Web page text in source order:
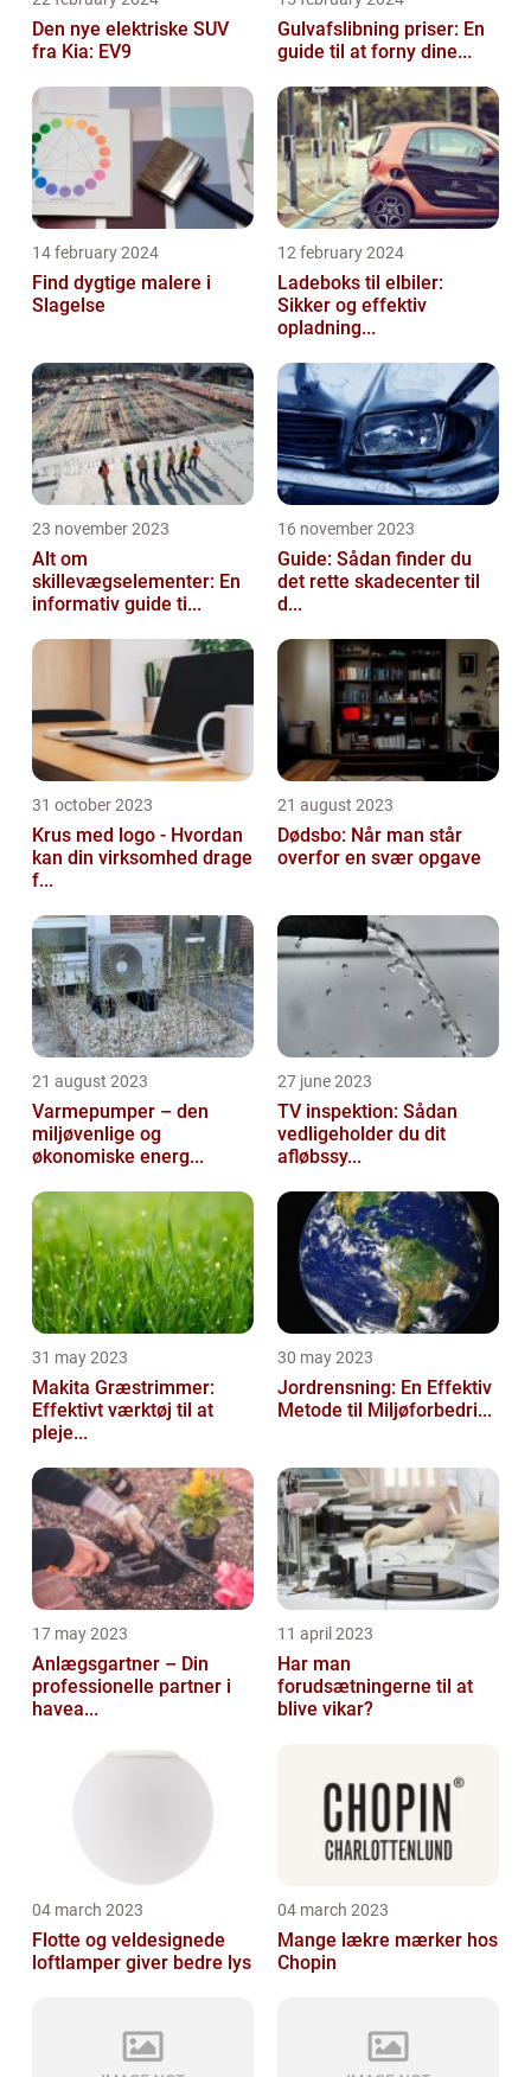
Den nye elektriske SUV
fra Kia: EV9
Gulvafslibning priser: En
guide til at forny dine...
14 february 2024
Find dygtige malere i
Slagelse
12 february 2024
Ladeboks til elbiler:
Sikker og effektiv
opladning...
23 november 2023
Alt om
skillevægselementer: En
informativ guide ti...
16 november 2023
Guide: Sådan finder du
det rette skadecenter til
d...
31 october 2023
Krus med logo - Hvordan
kan din virksomhed drage
f...
21 august 2023
Dødsbo: Når man står
overfor en svær opgave
21 august 2023
Varmepumper – den
miljøvenlige og
økonomiske energ...
27 june 2023
TV inspektion: Sådan
vedligeholder du dit
afløbssy...
31 may 2023
Makita Græstrimmer:
Effektivt værktøj til at
pleje...
30 may 2023
Jordrensning: En Effektiv
Metode til Miljøforbedri...
17 may 2023
Anlægsgartner – Din
professionelle partner i
havea...
11 april 2023
Har man
forudsætningerne til at
blive vikar?
04 march 2023
Flotte og veldesignede
loftlamper giver bedre lys
04 march 2023
Mange lækre mærker hos
Chopin